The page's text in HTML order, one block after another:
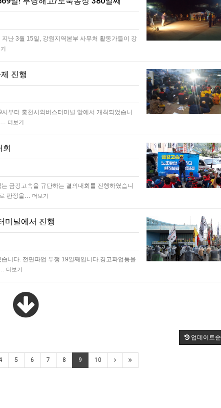
난 3월 15일, 강원지역본부 사무처 활동가들이 강
진행
부터 홍천시외버스터미널 앞에서 개최되었습니
… 더보기
회
금강고속을 규탄하는 결의대회를 진행하였습니
판정을… 더보기
미널에서 진행
니다. 전면파업 투쟁 19일째입니다.경고파업등을
더보기
업데이트순
5 6 7 8 9 10